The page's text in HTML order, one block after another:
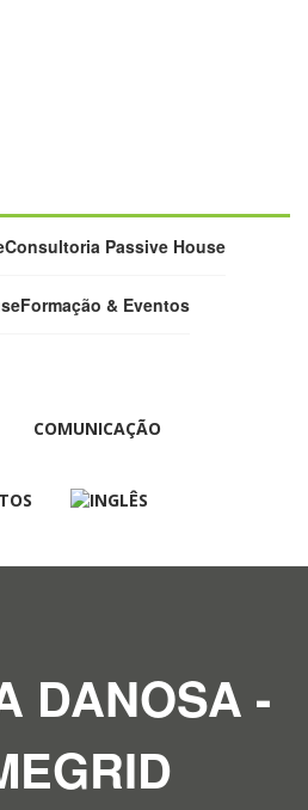
Consultoria Passive House
Formação & Eventos
COMUNICAÇÃO
DANOSA -